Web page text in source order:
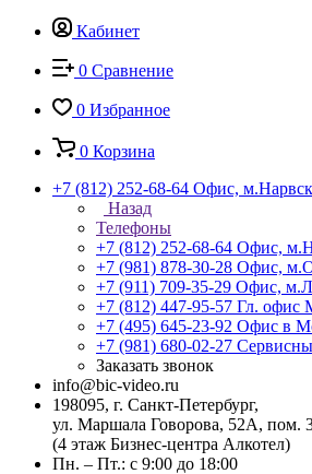
Кабинет
0 Сравнение
0 Избранное
0 Корзина
+7 (812) 252-68-64 Офис,
Назад
Телефоны
+7 (812) 252-68-64 Офис,
+7 (981) 878-30-28 Офис,
+7 (911) 709-35-29 Офис,
+7 (812) 447-95-57 Гл. офис
+7 (495) 645-23-92 Офис в
+7 (981) 680-02-27
Заказать звонок
info@bic-video.ru
198095, г. Санкт-Петербург,
ул. Маршала Говорова, 52А, пом.
(4 этаж Бизнес-центра Алкотел)
Пн. – Пт.: с 9:00 до 18:00